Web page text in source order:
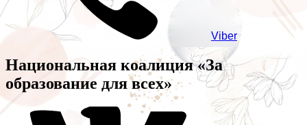
Viber
Национальная коалиция «За
образование для всех»